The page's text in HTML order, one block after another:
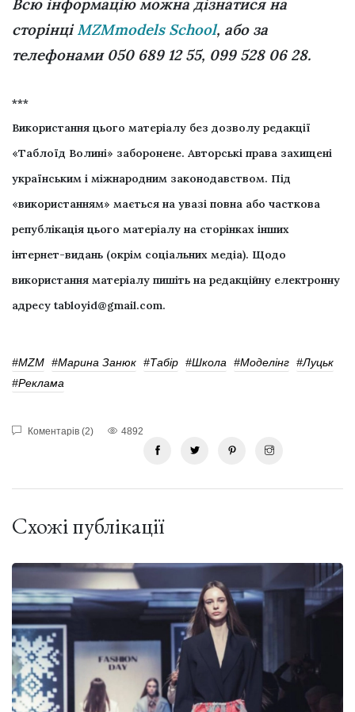
Всю інформацію можна дізнатися на
сторінціMZMmodels School, або за
телефонами 050 689 12 55, 099 528 06 28.
***
Використання цього матеріалу без дозволу редакції
«Таблоїд Волині» заборонене. Авторські права захищені
українським і міжнародним законодавством. Під
«використанням» мається на увазі повна або часткова
републікація цього матеріалу на сторінках інших
інтернет-видань (окрім соціальних медіа). Щодо
використання матеріалу пишіть на редакційну електронну
адресу tabloyid@gmail.com.
#MZM #марина Занюк #табір #школа #Моделінг #Луцьк
#реклама
Коментарів (2) 4892
Схожі публікації